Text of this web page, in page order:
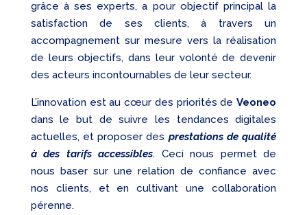
Audit
grâce à ses experts, a pour objectif principal la
satisfaction de ses clients, à travers un
accompagnement sur mesure vers la réalisation
de leurs objectifs, dans leur volonté de devenir
des acteurs incontournables de leur secteur.
L’innovation est au cœur des priorités deVeoneo
dans le but de suivre les tendances digitales
actuelles, et proposer des prestations de qualité
à des tarifs accessibles. Ceci nous permet de
nous baser sur une relation de confiance avec
nos clients, et en cultivant une collaboration
pérenne.